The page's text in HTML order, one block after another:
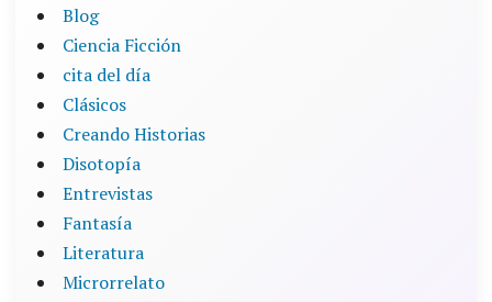
Blog
Ciencia Ficción
cita del día
Clásicos
Creando Historias
Disotopía
Entrevistas
Fantasía
Literatura
Microrrelato